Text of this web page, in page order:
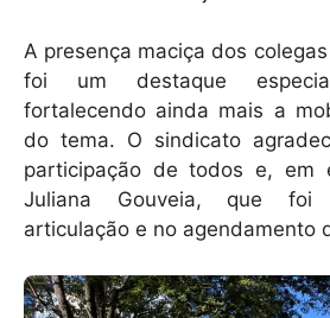
A presença maciça dos
foi um destaque
fortalecendo ainda mais a
do tema. O sindicato
participação de todos e, em
Juliana Gouveia, que foi
articulação e no agendamento